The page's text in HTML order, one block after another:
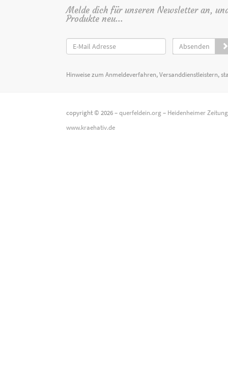
Melde dich für unseren Newsletter an,
Produkte neu...
Absenden
Hinweise zum Anmeldeverfahren, Versanddienstleistern,
copyright © 2026 –querfeldein.org– Heidenheimer
www.kraehativ.de